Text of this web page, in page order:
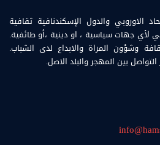
والدول الإسكندنافية ثقافية
لأي جهات سياسية ، او دينية ،أو طائفية.
وشؤون المراة والابداع لدى الشباب.
بين المهجر والبلد الاصل.